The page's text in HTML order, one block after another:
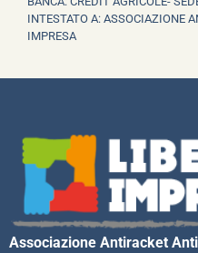
INTESTATO A: ASSOCIAZIONE
IMPRESA
Associazione Antiracket